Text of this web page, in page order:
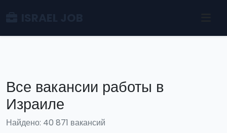
Все вакансии работы в
Израиле
Найдено: 40 871 вакансий